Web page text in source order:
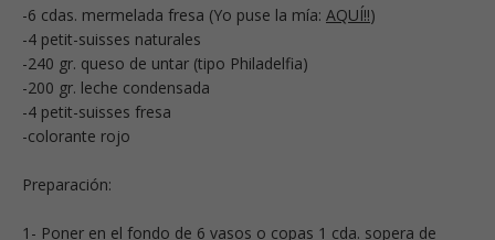
-6 cdas. mermelada fresa (Yo puse la mía: AQUÍ!!)
-4 petit-suisses naturales
-240 gr. queso de untar (tipo Philadelfia)
-200 gr. leche condensada
-4 petit-suisses fresa
-colorante rojo
Preparación:
1- Poner en el fondo de 6 vasos o copas 1 cda. sopera de